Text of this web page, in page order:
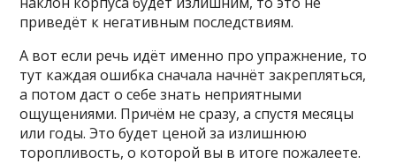
приведёт к негативным последствиям.
А вот если речь идёт именно про упражнение, то
тут каждая ошибка сначала начнёт закрепляться,
а потом даст о себе знать неприятными
ощущениями. Причём не сразу, а спустя месяцы
или годы. Это будет ценой за излишнюю
торопливость, о которой вы в итоге пожалеете.